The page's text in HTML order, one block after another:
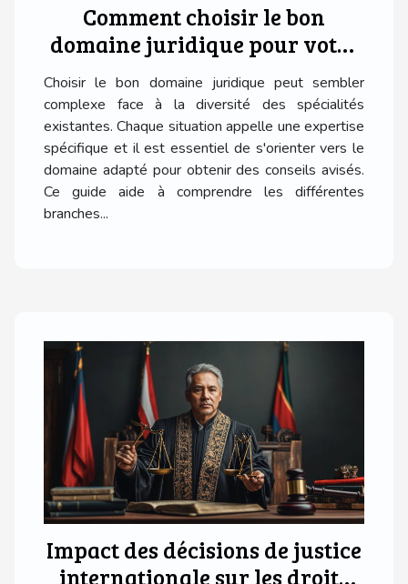
Comment choisir le bon
domaine juridique pour votre
situation ?
Choisir le bon domaine juridique peut sembler
complexe face à la diversité des spécialités
existantes. Chaque situation appelle une expertise
spécifique et il est essentiel de s'orienter vers le
domaine adapté pour obtenir des conseils avisés.
Ce guide aide à comprendre les différentes
branches...
Impact des décisions de justice
internationale sur les droits